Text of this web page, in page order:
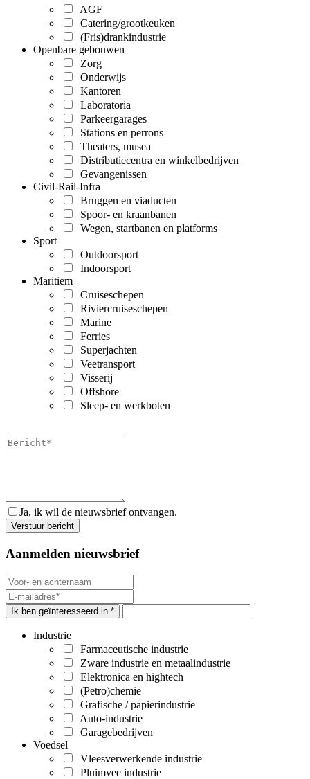
AGF
Catering/grootkeuken
(Fris)drankindustrie
Openbare gebouwen
Zorg
Onderwijs
Kantoren
Laboratoria
Parkeergarages
Stations en perrons
Theaters, musea
Distributiecentra en winkelbedrijven
Gevangenissen
Civil-Rail-Infra
Bruggen en viaducten
Spoor- en kraanbanen
Wegen, startbanen en platforms
Sport
Outdoorsport
Indoorsport
Maritiem
Cruiseschepen
Riviercruiseschepen
Marine
Ferries
Superjachten
Veetransport
Visserij
Offshore
Sleep- en werkboten
Ja, ik wil de nieuwsbrief ontvangen.
Aanmelden nieuwsbrief
Ik ben geïnteresseerd in *
Industrie
Farmaceutische industrie
Zware industrie en metaalindustrie
Elektronica en hightech
(Petro)chemie
Grafische / papierindustrie
Auto-industrie
Garagebedrijven
Voedsel
Vleesverwerkende industrie
Pluimvee industrie